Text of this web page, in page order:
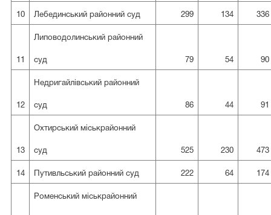
10 Лебединський районний суд 299 134 336
11
Липоводолинський районний
суд 79 54 90
12
Недригайлівський районний
суд 86 44 91
13
Охтирський міськрайонний
суд 525 230 473
14 Путивльський районний суд 222 64 174
Роменський міськрайонний